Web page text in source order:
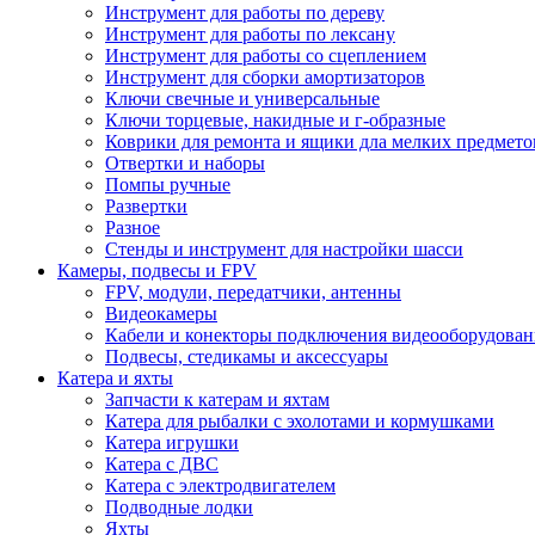
Инструмент для работы по дереву
Инструмент для работы по лексану
Инструмент для работы со сцеплением
Инструмент для сборки амортизаторов
Ключи свечные и универсальные
Ключи торцевые, накидные и г-образные
Коврики для ремонта и ящики дла мелких
Отвертки и наборы
Помпы ручные
Развертки
Разное
Стенды и инструмент для настройки шасси
Камеры, подвесы и FPV
FPV, модули, передатчики, антенны
Видеокамеры
Кабели и конекторы подключения
Подвесы, стедикамы и аксессуары
Катера и яхты
Запчасти к катерам и яхтам
Катера для рыбалки с эхолотами и кормушками
Катера игрушки
Катера с ДВС
Катера с электродвигателем
Подводные лодки
Яхты